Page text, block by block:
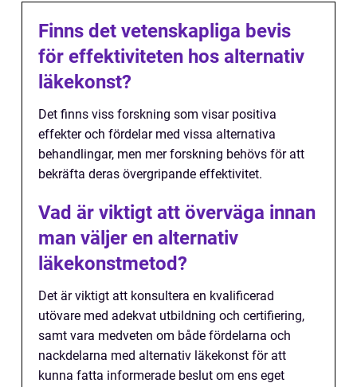
Finns det vetenskapliga bevis
för effektiviteten hos alternativ
läkekonst?
Det finns viss forskning som visar positiva
effekter och fördelar med vissa alternativa
behandlingar, men mer forskning behövs för att
bekräfta deras övergripande effektivitet.
Vad är viktigt att överväga innan
man väljer en alternativ
läkekonstmetod?
Det är viktigt att konsultera en kvalificerad
utövare med adekvat utbildning och certifiering,
samt vara medveten om både fördelarna och
nackdelarna med alternativ läkekonst för att
kunna fatta informerade beslut om ens eget